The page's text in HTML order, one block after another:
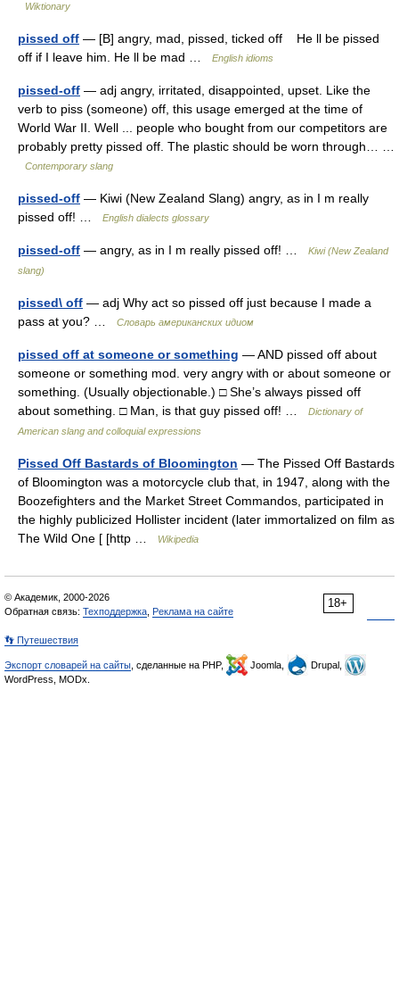
Wiktionary
pissed off — [B] angry, mad, pissed, ticked off He ll be pissed
off if I leave him. He ll be mad …
English idioms
pissed-off — adj angry, irritated, disappointed, upset. Like the
verb to piss (someone) off, this usage emerged at the time of
World War II. Well ... people who bought from our competitors are
probably pretty pissed off. The plastic should be worn through… …
Contemporary slang
pissed-off — Kiwi (New Zealand Slang) angry, as in I m really
pissed off! …
English dialects glossary
pissed-off — angry, as in I m really pissed off! …
Kiwi (New Zealand
slang)
pissed\ off — adj Why act so pissed off just because I made a
pass at you? …
Словарь американских идиом
pissed off at someone or something — AND pissed off about
someone or something mod. very angry with or about someone or
something. (Usually objectionable.) □ She’s always pissed off
about something. □ Man, is that guy pissed off! …
Dictionary of
American slang and colloquial expressions
Pissed Off Bastards of Bloomington — The Pissed Off Bastards
of Bloomington was a motorcycle club that, in 1947, along with the
Boozefighters and the Market Street Commandos, participated in
the highly publicized Hollister incident (later immortalized on film as
The Wild One [ [http …
Wikipedia
18+
© Академик, 2000-2026
Обратная связь: Техподдержка Реклама на сайте
👣 Путешествия
Экспорт словарей на сайты , сделанные на PHP, Joomla,
Drupal,
WordPress, MODx.